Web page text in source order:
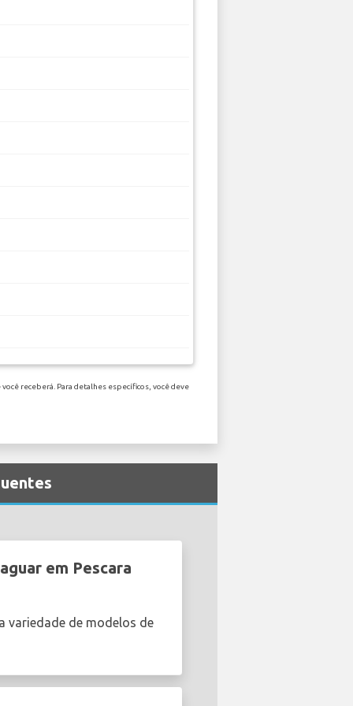
receberá. Para detalhes específicos, você deve
em Pescara
variedade de modelos de